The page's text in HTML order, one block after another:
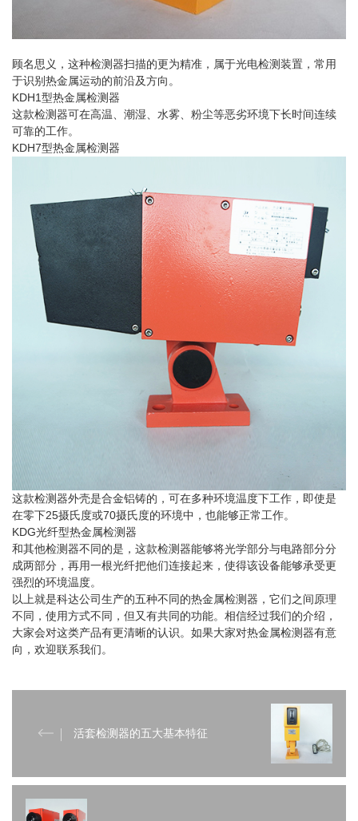
顾名思义，这种检测器扫描的更为精准，属于光电检测装置，常用
于识别热金属运动的前沿及方向。
KDH1型热金属检测器
这款检测器可在高温、潮湿、水雾、粉尘等恶劣环境下长时间连续
可靠的工作。
KDH7型热金属检测器
这款检测器外壳是合金铝铸的，可在多种环境温度下工作，即使是
在零下25摄氏度或70摄氏度的环境中，也能够正常工作。
KDG光纤型热金属检测器
和其他检测器不同的是，这款检测器能够将光学部分与电路部分分
成两部分，再用一根光纤把他们连接起来，使得该设备能够承受更
强烈的环境温度。
以上就是科达公司生产的五种不同的热金属检测器，它们之间原理
不同，使用方式不同，但又有共同的功能。相信经过我们的介绍，
大家会对这类产品有更清晰的认识。如果大家对热金属检测器有意
向，欢迎联系我们。
活套检测器的五大基本特征